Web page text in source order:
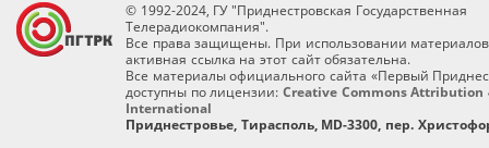
© 1992-2024, ГУ "Приднестровская Государственная
Телерадиокомпания".
Все права защищены. При использовании
активная ссылка на этот сайт обязательна.
Все материалы официального сайта «Первый
доступны по лицензии: Creative Commons Attribution
International
Приднестровье, Тирасполь, MD-3300, пер.